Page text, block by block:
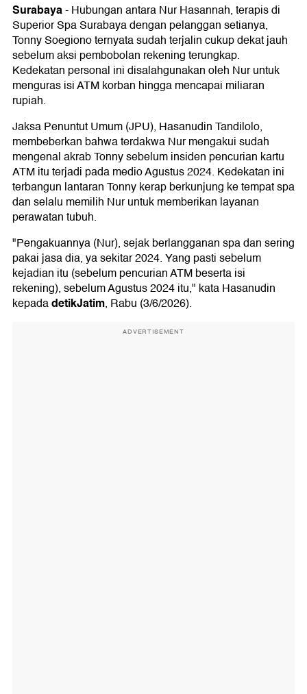
Surabaya-Hubungan antara Nur Hasannah, terapis di
Superior Spa Surabaya dengan pelanggan setianya,
Tonny Soegiono ternyata sudah terjalin cukup dekat jauh
sebelum aksi pembobolan rekening terungkap.
Kedekatan personal ini disalahgunakan oleh Nur untuk
menguras isi ATM korban hingga mencapai miliaran
rupiah.
Jaksa Penuntut Umum (JPU), Hasanudin Tandilolo,
membeberkan bahwa terdakwa Nur mengakui sudah
mengenal akrab Tonny sebelum insiden pencurian kartu
ATM itu terjadi pada medio Agustus 2024. Kedekatan ini
terbangun lantaran Tonny kerap berkunjung ke tempat spa
dan selalu memilih Nur untuk memberikan layanan
perawatan tubuh.
"Pengakuannya (Nur), sejak berlangganan spa dan sering
pakai jasa dia, ya sekitar 2024. Yang pasti sebelum
kejadian itu (sebelum pencurian ATM beserta isi
rekening), sebelum Agustus 2024 itu," kata Hasanudin
kepadadetikJatim, Rabu (3/6/2026).
ADVERTISEMENT